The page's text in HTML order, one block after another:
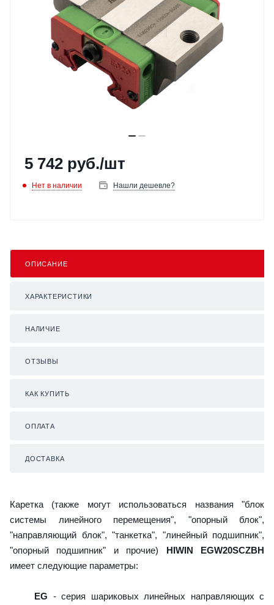
5 742 руб./шт
Нет в наличии Нашли дешевле?
ОПИСАНИЕ
ХАРАКТЕРИСТИКИ
НАЛИЧИЕ
ОТЗЫВЫ
КАК КУПИТЬ
ОПЛАТА
ДОСТАВКА
Каретка (также могут использоваться названия "блок
системы линейного перемещения", "опорный блок",
"направляющий блок", "танкетка", "линейный подшипник",
"опорный подшипник" и прочие) HIWIN EGW20SCZBH
имеет следующие параметры:
EG - серия шариковых линейных направляющих с